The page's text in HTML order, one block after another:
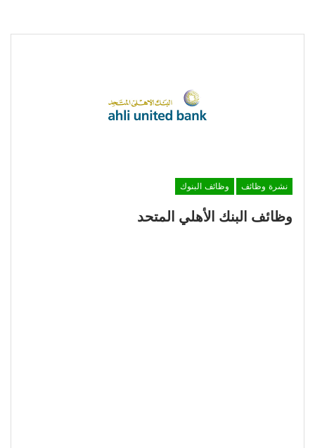
نشرة وظائف
وظائف البنوك
وظائف البنك الأهلي المتحد